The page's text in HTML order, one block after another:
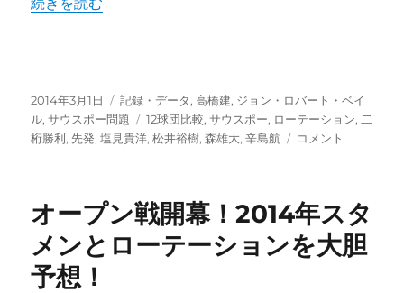
投
稿
日:
2014年3月1日
カ
テ
ゴ
記録・データ,高橋建, ジョン・ロバート・ベイ
ル,サウスポー問題
タ
グ
12球団比較,サウスポー, ローテーション, 二
桁勝利,先発,塩見貴洋,松井裕樹,森雄大,辛島航
2001
の
12
球
コメント
オープン戦開幕！2014年スタ
メンとローテーションを大胆
予想！